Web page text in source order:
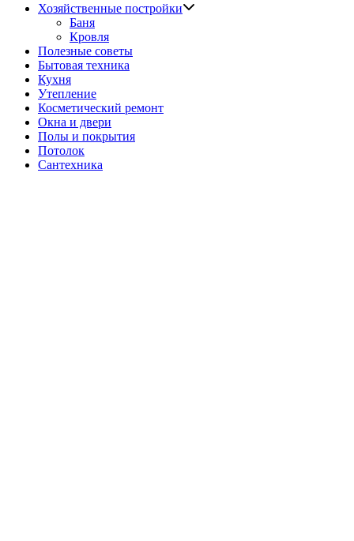
Хозяйственные постройки
Баня
Кровля
Полезные советы
Бытовая техника
Кухня
Утепление
Косметический ремонт
Окна и двери
Полы и покрытия
Потолок
Сантехника